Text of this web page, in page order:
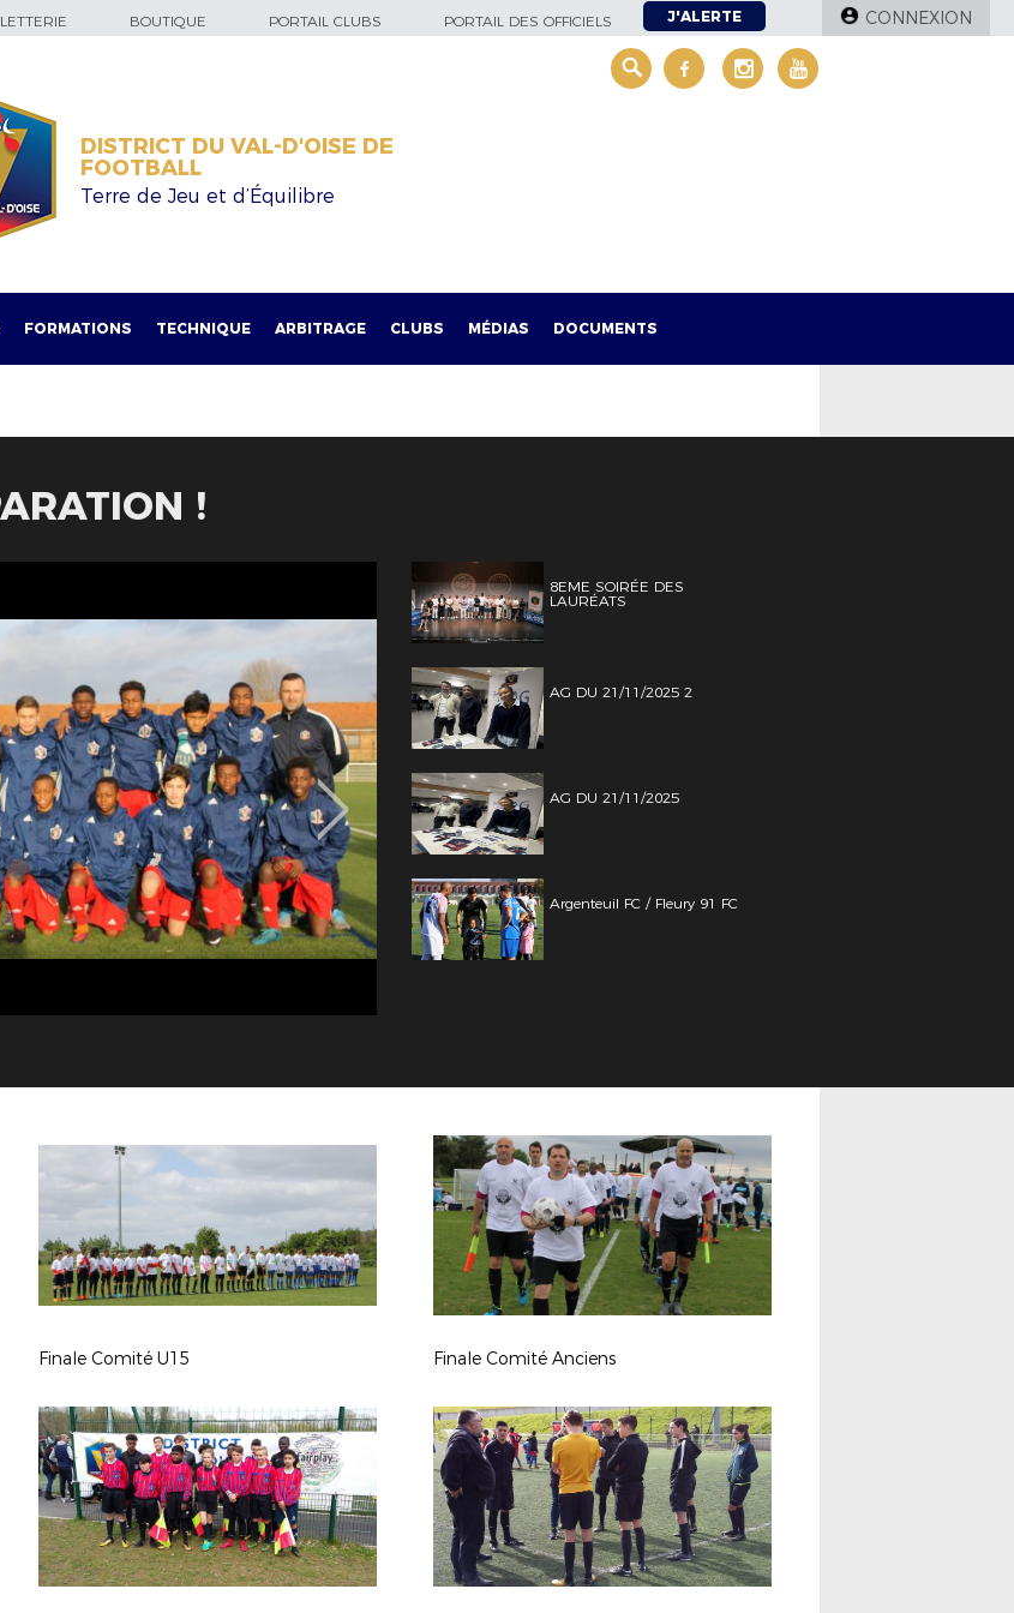
BOUTIQUE PORTAIL CLUBS PORTAIL DES OFFICIELS J'ALERTE CONNEXION
DISTRICT DU VAL-D'OISE DE
FOOTBALL
Terre de Jeu et d’Équilibre
FORMATIONS TECHNIQUE ARBITRAGE CLUBS MÉDIAS DOCUMENTS
!
8EME SOIRÉE DES
LAURÉATS
AG DU 21/11/2025 2
AG DU 21/11/2025
Argenteuil FC / Fleury 91 FC
Finale Comité U15 Finale Comité Anciens